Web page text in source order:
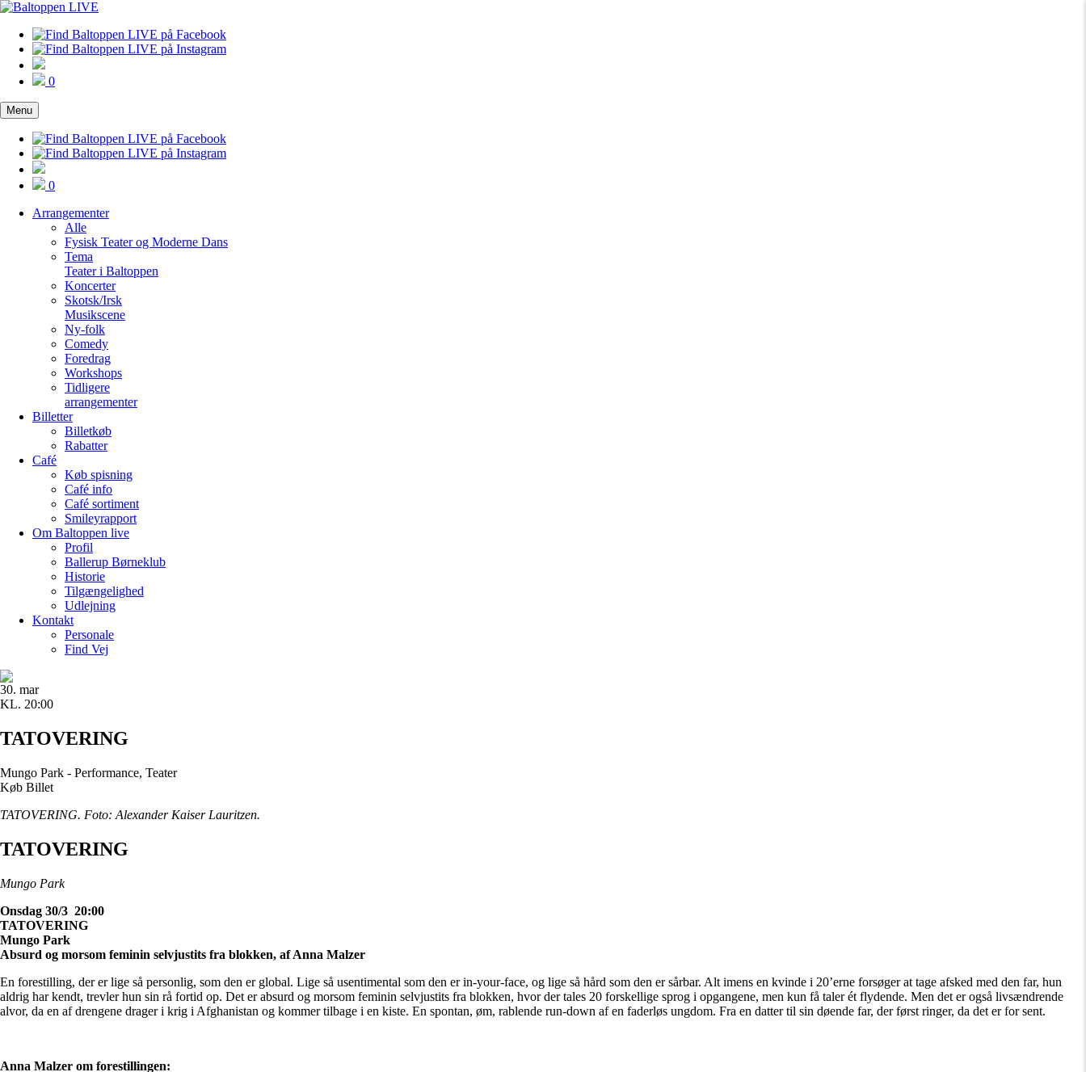
0
Menu
0
Arrangementer
Alle
Fysisk Teater og Moderne Dans
Tema
Teater i Baltoppen
Koncerter
Skotsk/Irsk
Musikscene
Ny-folk
Comedy
Foredrag
Workshops
Tidligere
arrangementer
Billetter
Billetkøb
Rabatter
Café
Køb spisning
Café info
Café sortiment
Smileyrapport
Om Baltoppen live
Profil
Ballerup Børneklub
Historie
Tilgængelighed
Udlejning
Kontakt
Personale
Find Vej
30. mar
KL. 20:00
TATOVERING
Mungo Park - Performance, Teater
Køb Billet
TATOVERING. Foto: Alexander Kaiser Lauritzen.
TATOVERING
Mungo Park
Onsdag 30/3 20:00
TATOVERING
Mungo Park
Absurd og morsom feminin selvjustits fra blokken, af Anna Malzer
En forestilling, der er lige så personlig, som den er global. Lige så usentimental som den er in-your-face, og lige så hård som den er sårbar. Alt imens en kvinde i 20’erne forsøger at tage afsked med den far, hun
aldrig har kendt, trevler hun sin rå fortid op. Det er absurd og morsom feminin selvjustits fra blokken, hvor der tales 20 forskellige sprog i opgangene, men kun få taler ét flydende. Men det er også livsændrende
alvor, da en af drengene drager i krig i Afghanistan og kommer tilbage i en kiste. En spontan, øm, rablende run-down af en faderløs ungdom. Fra en datter til sin døende far, der først ringer, da det er for sent.
Anna Malzer om forestillingen: